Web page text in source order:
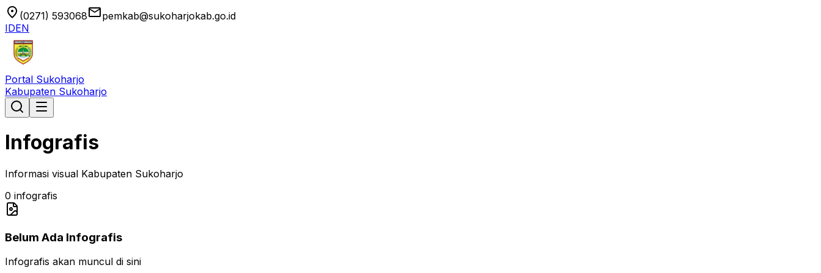
location_on (0271) 593068emailpemkab@sukoharjokab.go.id
IDEN
Portal Sukoharjo
Kabupaten Sukoharjo
Infografis
Informasi visual Kabupaten Sukoharjo
0 infografis
Belum Ada Infografis
Infografis akan muncul di sini